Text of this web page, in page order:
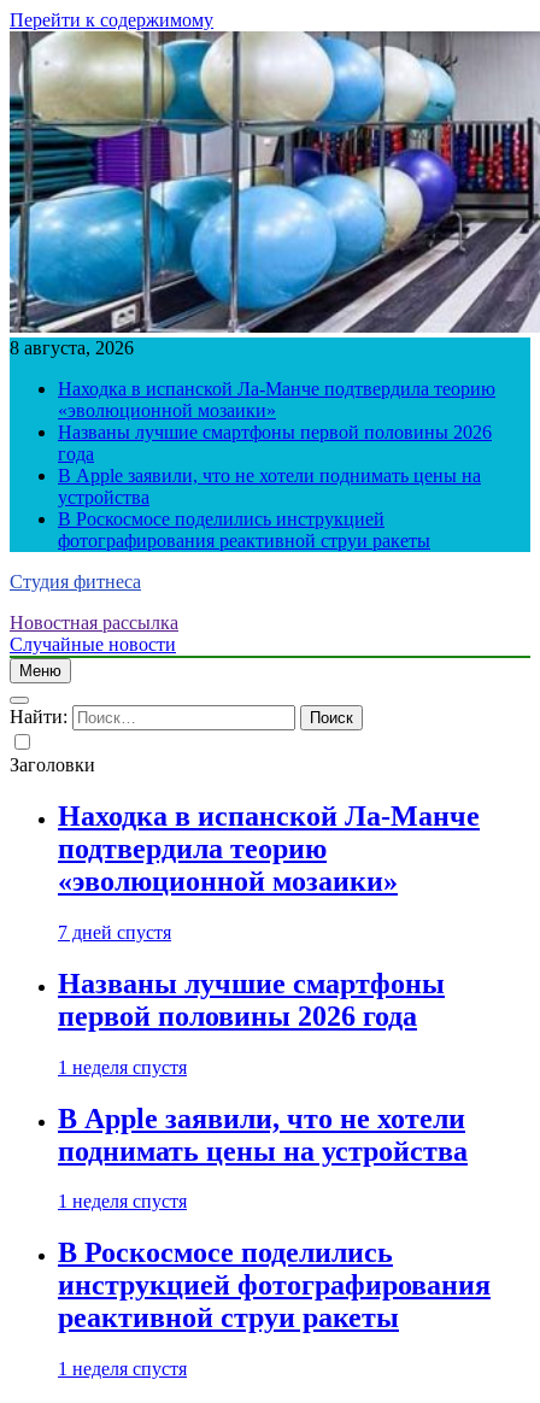
Перейти к содержимому
8 августа, 2026
Находка в испанской Ла-Манче подтвердила теорию
«эволюционной мозаики»
Названы лучшие смартфоны первой половины 2026
года
В Apple заявили, что не хотели поднимать цены на
устройства
В Роскосмосе поделились инструкцией
фотографирования реактивной струи ракеты
Студия фитнеса
Новостная рассылка
Случайные новости
Меню
Найти:
Заголовки
Находка в испанской Ла-Манче
подтвердила теорию
«эволюционной мозаики»
7 дней спустя
Названы лучшие смартфоны
первой половины 2026 года
1 неделя спустя
В Apple заявили, что не хотели
поднимать цены на устройства
1 неделя спустя
В Роскосмосе поделились
инструкцией фотографирования
реактивной струи ракеты
1 неделя спустя